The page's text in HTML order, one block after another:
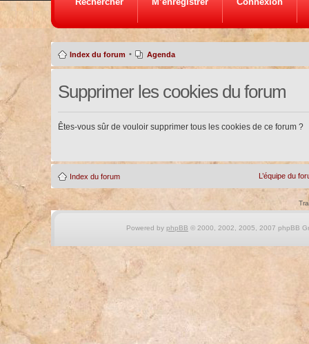
Index du forum • Agenda
Supprimer les cookies du forum
Êtes-vous sûr de vouloir supprimer tous les cookies de ce forum ?
Index du forum L’équipe du
Powered by phpBB © 2000, 2002, 2005, 2007 phpBB